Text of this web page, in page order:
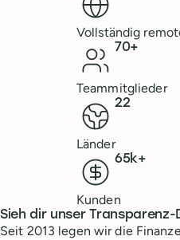
Vollständig
Teammitglieder
70+
Länder
22
Kunden
65k+
Sieh dir unser
Seit 2013 legen wir die